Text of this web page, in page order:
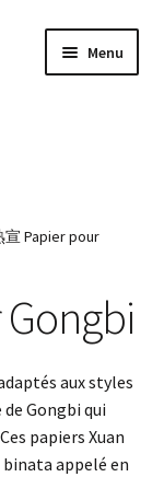
Menu
Ouvrir
le
menu
宣 Papier pour
aux styles
Gongbi qui
papiers Xuan
appelé en